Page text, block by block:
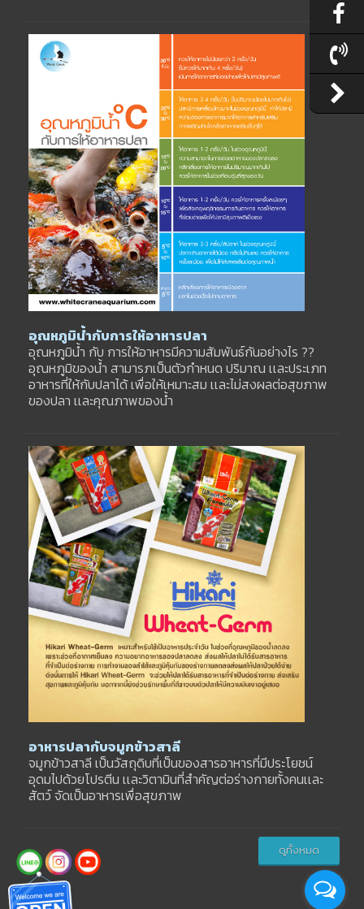
อุณหภูมิน้ำกับการให้อาหารปลา
อุณหภูมิน้ำ กับ การให้อาหารมีความสัมพันธ์กันอย่างไร ??
อุณหภูมิของน้ำ สามารภเป็นตัวกำหนด ปริมาณ เเละประเภท
อาหารที่ให้กับปลาได้ เพื่อให้เหมาะสม เเละไม่สงผลต่อสุขภาพ
ของปลา เเละคุณภาพของน้ำ
อาหารปลากับจมูกข้าวสาลี
จมูกข้าวสาลี เป็นวัสถุดิบที่เป็นของสารอาหารที่มีประโยชน์
อุดมไปด้วยโปรตีน เเละวิตามินที่สำคัญต่อร่างกายทั้งคนเเละ
สัตว์ จัดเป็นอาหารเพื่อสุขภาพ
ดูทั้งหมด